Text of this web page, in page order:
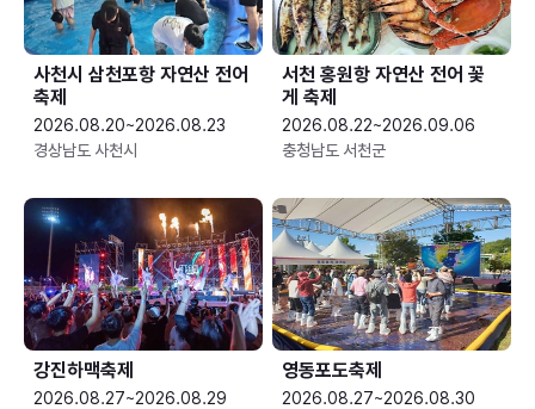
사천시 삼천포항 자연산 전어
축제
2026.08.20~2026.08.23
경상남도 사천시
서천 홍원항 자연산 전어 꽃
게 축제
2026.08.22~2026.09.06
충청남도 서천군
강진하맥축제
2026.08.27~2026.08.29
영동포도축제
2026.08.27~2026.08.30